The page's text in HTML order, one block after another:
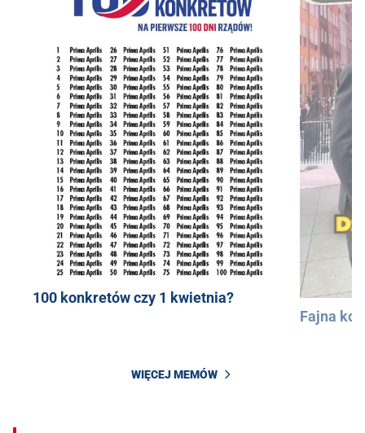
100 konkretów czy 1 kwietnia?
Fajna
WIĘCEJ MEMÓW